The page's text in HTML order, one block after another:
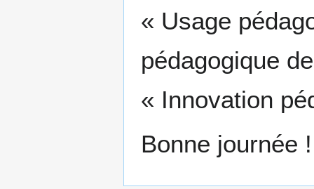
« Usage
pédagogique
« Innovation
Bonne journée